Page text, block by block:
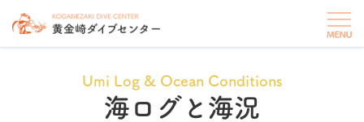
Umi Log & Ocean Conditions
海ログと海況